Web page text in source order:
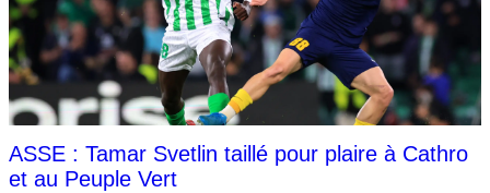
ASSE : Tamar Svetlin taillé pour plaire à Cathro
et au Peuple Vert